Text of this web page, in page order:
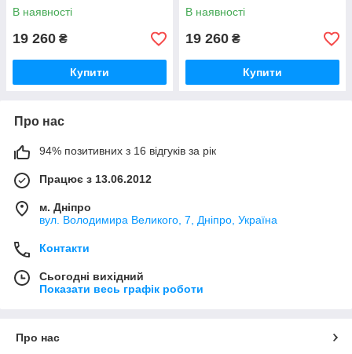
В наявності
19 260 ₴
Купити
В наявності
19 260 ₴
Купити
Про нас
94% позитивних з 16 відгуків за рік
Працює з 13.06.2012
м. Дніпро
вул. Володимира Великого, 7, Дніпро, Україна
Контакти
Сьогодні вихідний
Показати весь графік роботи
Про нас